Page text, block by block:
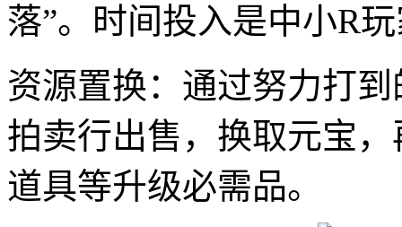
落”。时间投入是中小R
资源置换：通过努力打
拍卖行出售，换取元宝
道具等升级必需品。